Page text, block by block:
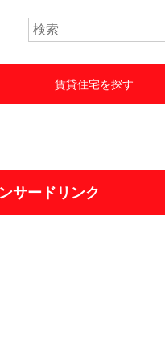
賃貸住宅を探す
サードリンク